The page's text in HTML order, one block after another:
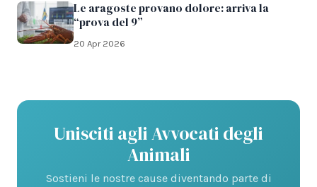
Le aragoste provano dolore: arriva la
“prova del 9”
20 Apr 2026
Unisciti agli Avvocati degli
Animali
Sostieni le nostre cause diventando parte di